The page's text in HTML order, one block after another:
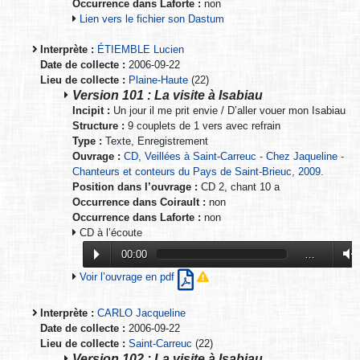
Occurrence dans Laforte : non
Lien vers le fichier son Dastum
Interprète : ÉTIEMBLE Lucien
Date de collecte : 2006-09-22
Lieu de collecte : Plaine-Haute (22)
Version 101 : La visite à Isabiau
Incipit : Un jour il me prit envie / D’aller vouer mon Isabiau
Structure : 9 couplets de 1 vers avec refrain
Type : Texte, Enregistrement
Ouvrage : CD, Veillées à Saint-Carreuc - Chez Jaqueline -
Chanteurs et conteurs du Pays de Saint-Brieuc, 2009.
Position dans l’ouvrage : CD 2, chant 10 a
Occurrence dans Coirault : non
Occurrence dans Laforte : non
CD à l’écoute
00:00
Voir l’ouvrage en pdf
Interprète : CARLO Jacqueline
Date de collecte : 2006-09-22
Lieu de collecte : Saint-Carreuc (22)